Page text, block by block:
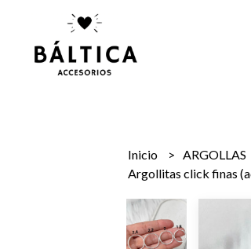
Inicio ARGOLLAS
Argollitas click finas